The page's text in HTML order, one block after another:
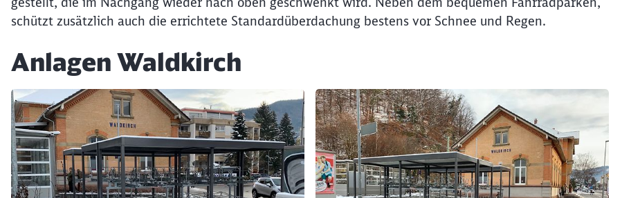
schützt zusätzlich auch die errichtete Standardüberdachung bestens vor Schnee und Regen.
Anlagen Waldkirch
Klicken, um den folgenden Slider zu überspringen Abbrechen Weiter